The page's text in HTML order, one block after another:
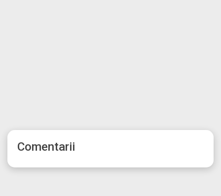
Comentarii